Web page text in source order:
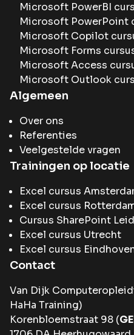
Microsoft PowerBI
Microsoft PowerPoint
Microsoft Copilot
Microsoft Forms
Microsoft Access
Microsoft Outlook
Algemeen
Over ons
Referenties
Veelgestelde vragen
Trainingen op locatie
Excel cursus
Excel cursus
Cursus SharePoint
Excel cursus Utrecht
Excel cursus
Contact
Van Dijk
HaHa Training)
Korenbloemstraat 98 (